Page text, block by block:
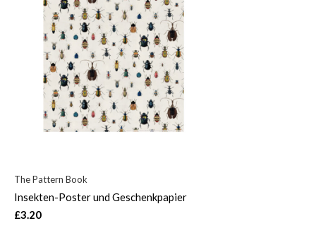
The Pattern Book
Insekten-Poster und Geschenkpapier
£3.20